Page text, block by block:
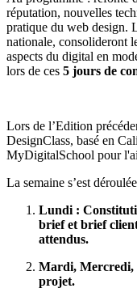
réputation, nouvelles
pratique du web design.
nationale, consolideront
aspects du digital en
lors de ces 5 jours de
Lors de l’Edition
DesignClass, basé en
MyDigitalSchool pour
La semaine s’est
Lundi :
brief et brief
attendus.
Mardi, Mercredi,
projet.